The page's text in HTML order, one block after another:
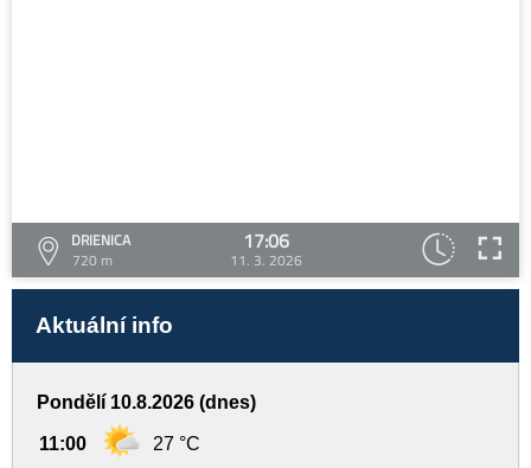
DRIENICA
720 m
17:06
11. 3. 2026
Aktuální info
Pondělí 10.8.2026 (dnes)
11:00 27 °C